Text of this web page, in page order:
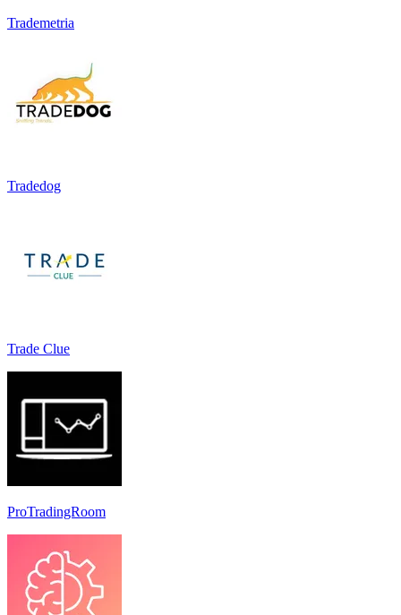
Trademetria
Tradedog
Trade Clue
ProTradingRoom